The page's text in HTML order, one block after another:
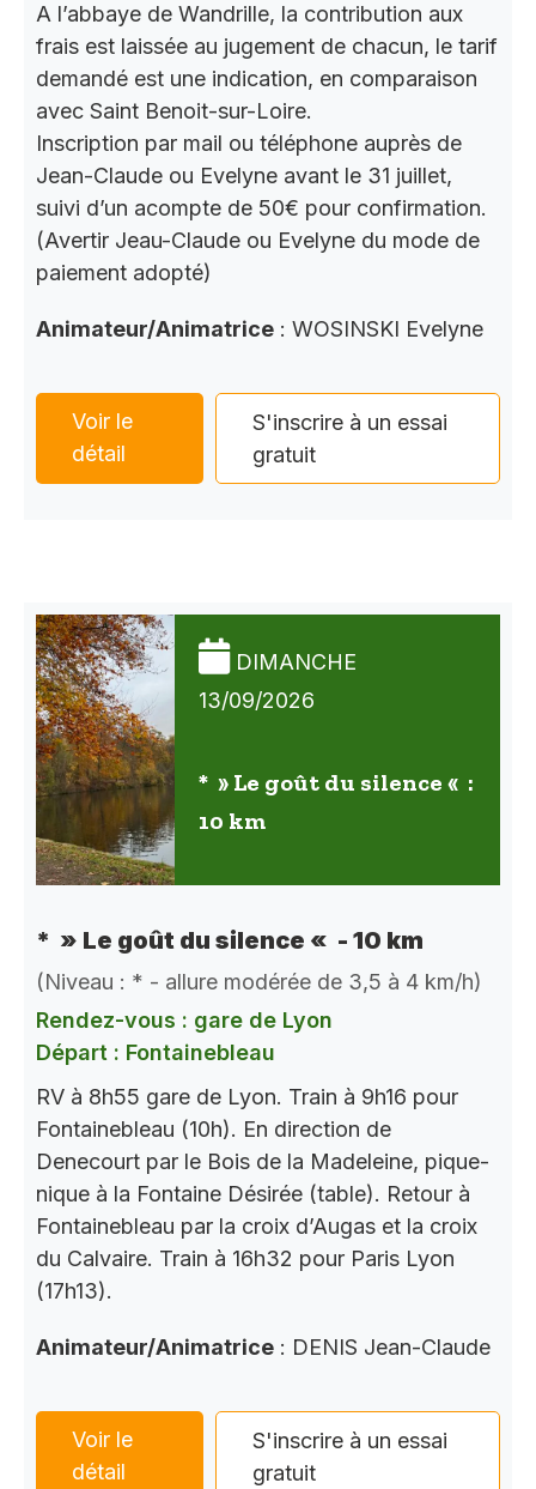
A l’abbaye de Wandrille, la contribution aux
frais est laissée au jugement de chacun, le tarif
demandé est une indication, en comparaison
avec Saint Benoit-sur-Loire.
Inscription par mail ou téléphone auprès de
Jean-Claude ou Evelyne avant le 31 juillet,
suivi d’un acompte de 50€ pour confirmation.
(Avertir Jeau-Claude ou Evelyne du mode de
paiement adopté)
Animateur/Animatrice : WOSINSKI Evelyne
Voir le
détail
S'inscrire à un essai
gratuit
DIMANCHE
13/09/2026
* » Le goût du silence « :
10 km
* » Le goût du silence « - 10 km
(Niveau : * - allure modérée de 3,5 à 4 km/h)
Rendez-vous : gare de Lyon
Départ : Fontainebleau
RV à 8h55 gare de Lyon. Train à 9h16 pour
Fontainebleau (10h). En direction de
Denecourt par le Bois de la Madeleine, pique-
nique à la Fontaine Désirée (table). Retour à
Fontainebleau par la croix d’Augas et la croix
du Calvaire. Train à 16h32 pour Paris Lyon
(17h13).
Animateur/Animatrice : DENIS Jean-Claude
Voir le
détail
S'inscrire à un essai
gratuit